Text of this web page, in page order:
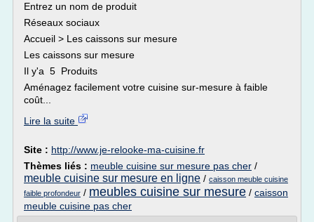
Entrez un nom de produit
Réseaux sociaux
Accueil > Les caissons sur mesure
Les caissons sur mesure
Il y'a 5 Produits
Aménagez facilement votre cuisine sur-mesure à faible
coût...
Lire la suite
Site : http://www.je-relooke-ma-cuisine.fr
Thèmes liés : meuble cuisine sur mesure pas cher /
meuble cuisine sur mesure en ligne / caisson meuble cuisine
faible profondeur / meubles cuisine sur mesure / caisson
meuble cuisine pas cher